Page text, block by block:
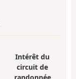
Intérêt du
circuit de